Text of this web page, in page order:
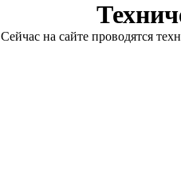
Сейчас на сайте проводятся